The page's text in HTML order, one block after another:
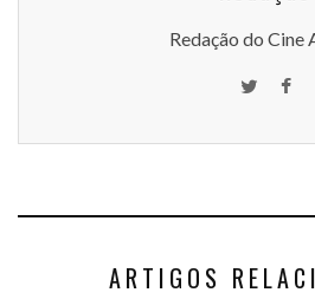
Redação do Cine
ARTIGOS